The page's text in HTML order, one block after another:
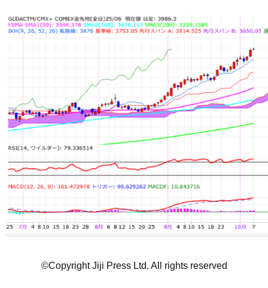
©Copyright Jiji Press Ltd. All rights reserved